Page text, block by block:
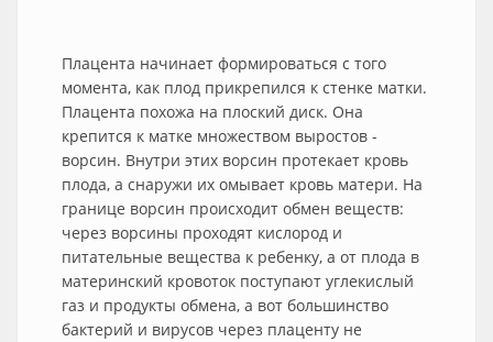
Плацента начинает формироваться с того
момента, как плод прикрепился к стенке матки.
Плацента похожа на плоский диск. Она
крепится к матке множеством выростов -
ворсин. Внутри этих ворсин протекает кровь
плода, а снаружи их омывает кровь матери. На
границе ворсин происходит обмен веществ:
через ворсины проходят кислород и
питательные вещества к ребенку, а от плода в
материнский кровоток поступают углекислый
газ и продукты обмена, а вот большинство
бактерий и вирусов через плаценту не